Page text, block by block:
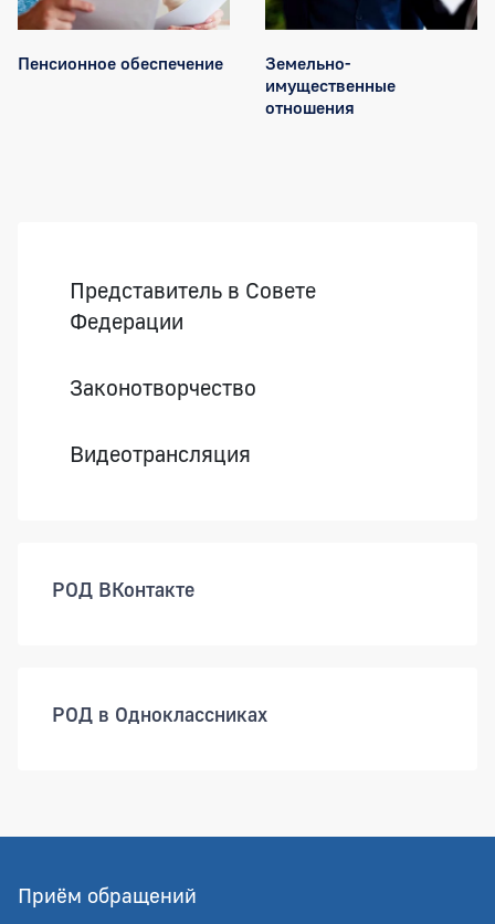
Пенсионное обеспечение
Земельно-
имущественные
отношения
Представитель в Совете
Федерации
Законотворчество
Видеотрансляция
РОД ВКонтакте
РОД в Одноклассниках
Приём обращений